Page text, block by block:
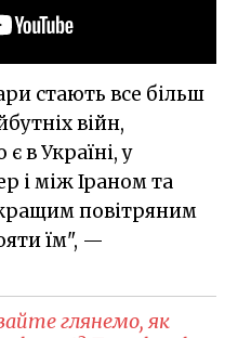
стають все більш
війн,
в Україні, у
і між Іраном та
повітряним
їм", —
глянемо, як